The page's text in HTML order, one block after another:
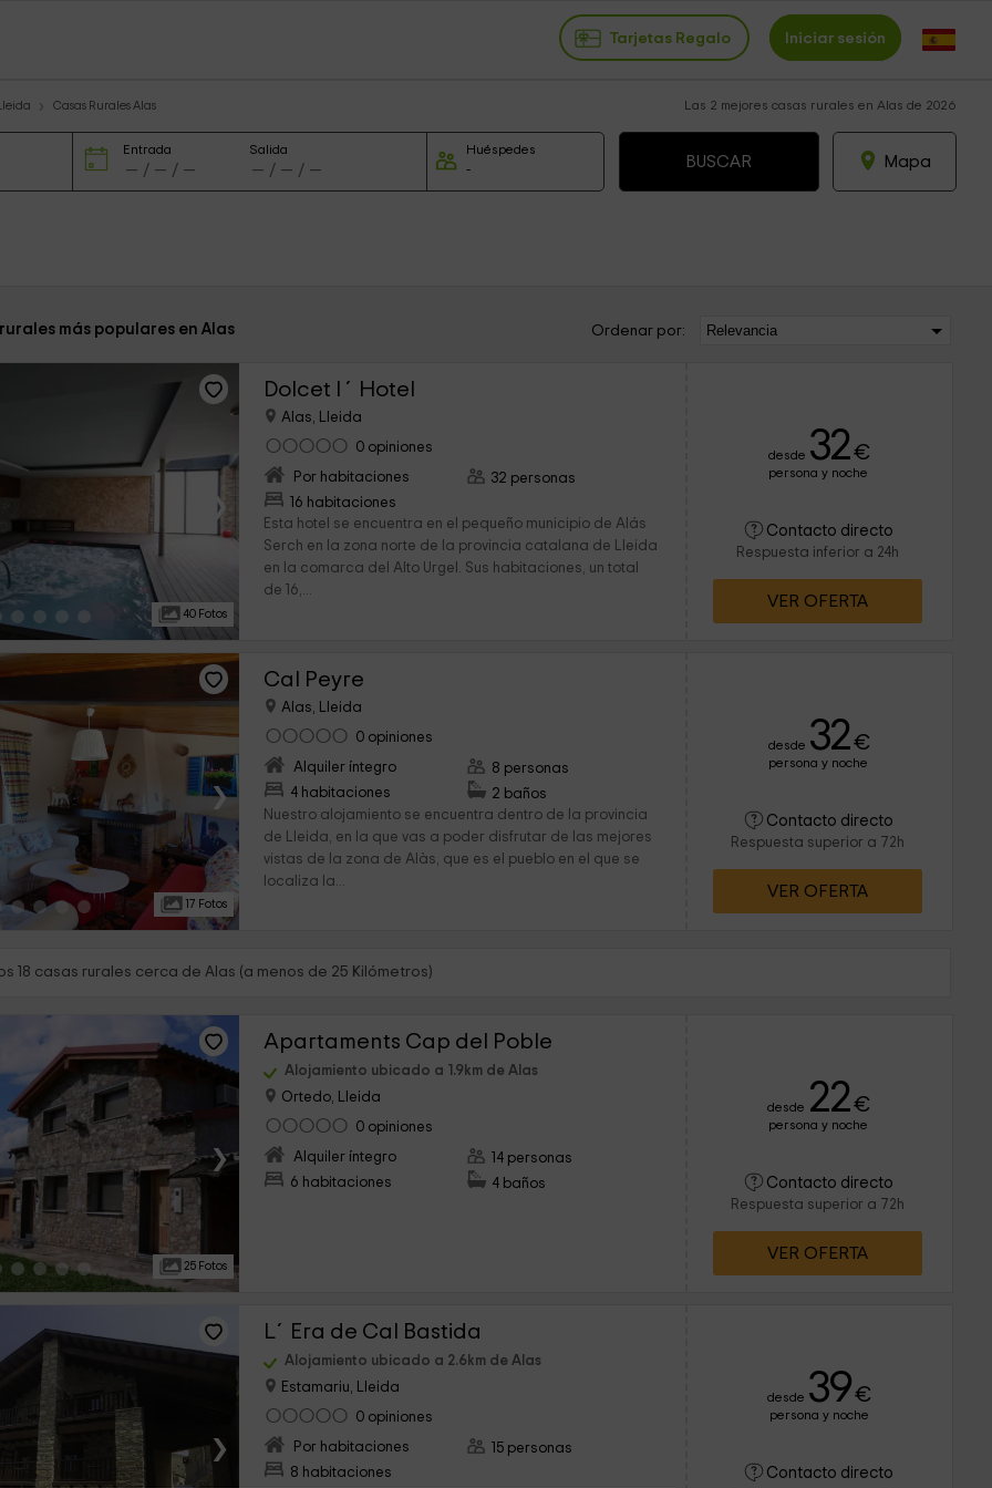
Tarjetas Regalo Iniciar sesión
Casas Rurales Alas Las 2 mejores casas rurales en Alas de 2026
Entrada Salida Huéspedes
Mapa
más populares en Alas Ordenar por:
›
40 Fotos
Dolcet l ´Hotel
Alas, Lleida
0 opiniones
Por habitaciones
16 habitaciones
32 personas
Esta hotel se encuentra en el pequeño municipio de Alás
Serch en la zona norte de la provincia catalana de Lleida
en la comarca del Alto Urgel. Sus habitaciones, un total
de 16,...
desde 32€
persona y noche
Contacto directo
Respuesta inferior a 24h
VER OFERTA
›
17 Fotos
Cal Peyre
Alas, Lleida
0 opiniones
Alquiler íntegro
4 habitaciones
8 personas
2 baños
Nuestro alojamiento se encuentra dentro de la provincia
de Lleida, en la que vas a poder disfrutar de las mejores
vistas de la zona de Alàs, que es el pueblo en el que se
localiza la...
desde 32€
persona y noche
Contacto directo
Respuesta superior a 72h
VER OFERTA
18 casas rurales cerca de Alas (a menos de 25 Kilómetros)
›
25 Fotos
Apartaments Cap del Poble
Alojamiento ubicado a 1.9km de Alas
Ortedo, Lleida
0 opiniones
Alquiler íntegro
6 habitaciones
14 personas
4 baños
desde 22€
persona y noche
Contacto directo
Respuesta superior a 72h
VER OFERTA
›
L´Era de Cal Bastida
Alojamiento ubicado a 2.6km de Alas
Estamariu, Lleida
0 opiniones
Por habitaciones
8 habitaciones
15 personas
desde 39€
persona y noche
Contacto directo